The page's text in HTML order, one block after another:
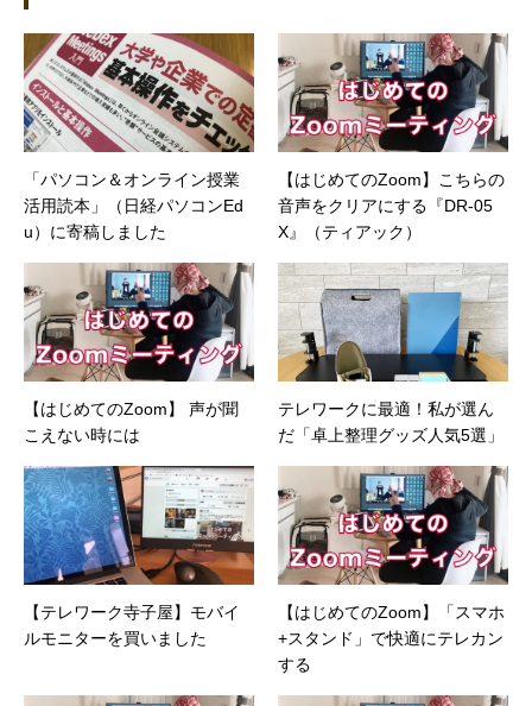
ィ（BIOS/UTM/情報漏えい対策/デザスタリカバ
リ/内部統制・コンプライアンス/ネットワーク
セキュリティ/メールセキュリティなど）、ネッ
トワーク（KVMスイッチ/グループウェア/サー
バ/資産管理/シンクライアント/ホスティングな
ど）、その他（.NET/BI/カタログ/各種戦略/導入
事例/パートナー取材など）…ほか、多数執筆。
●連絡先 メール：kenta@office-mica.com
「パソコン＆オンライン授業
活用読本」（日経パソコンEd
u）に寄稿しました
【はじめてのZoom】こちらの
音声をクリアにする『DR-05
X』（ティアック）
【はじめてのZoom】 声が聞
こえない時には
テレワークに最適！私が選ん
だ「卓上整理グッズ人気5選」
【テレワーク寺子屋】モバイ
ルモニターを買いました
【はじめてのZoom】「スマホ
+スタンド」で快適にテレカン
する